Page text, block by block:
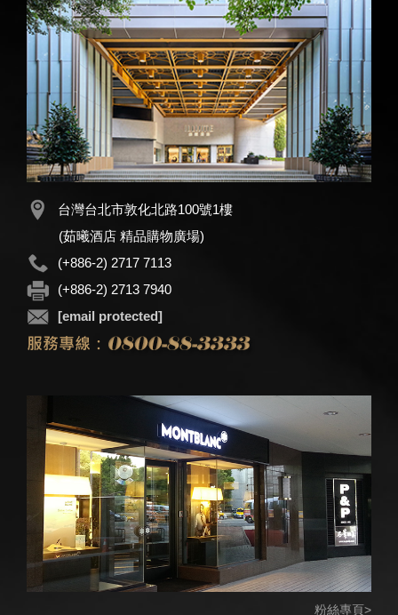
台灣台北市敦化北路100號1樓
(茹曦酒店 精品購物廣場)
(+886-2) 2717 7113
(+886-2) 2713 7940
[email protected]
粉絲專頁>